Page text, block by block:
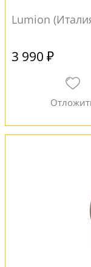
Lumion
3 990 ₽